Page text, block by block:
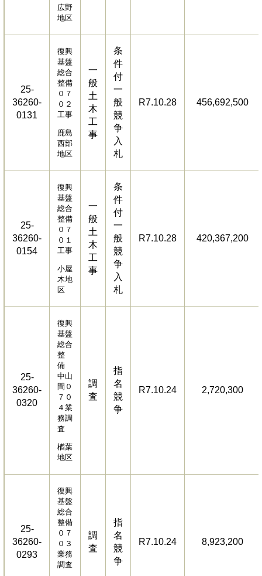
広野
地区
25-
36260-
0131
復興
基盤
総合
整備
０７
０２
工事
鹿島
西部
地区
一
般
土
木
工
事
条
件
付
一
般
競
争
入
札
R7.10.28 456,692,500
25-
36260-
0154
復興
基盤
総合
整備
０７
０１
工事
小屋
木地
区
一
般
土
木
工
事
条
件
付
一
般
競
争
入
札
R7.10.28 420,367,200
25-
36260-
0320
復興
基盤
総合
整
備
中山
間０
７０
４業
務調
査
楢葉
地区
調
査
指
名
競
争
R7.10.24 2,720,300
25-
36260-
0293
復興
基盤
総合
整備
０７
０３
業務
調査
調
査
指
名
競
争
R7.10.24 8,923,200